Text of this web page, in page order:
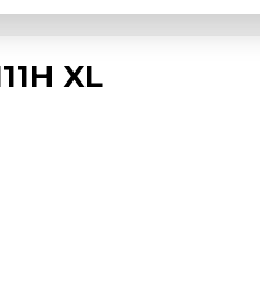
XL